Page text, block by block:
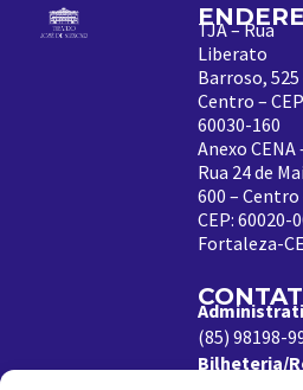
TJA – Rua
Liberato
Barroso, 525
Centro –
60030-160
Anexo CENA
Rua 24 de
600 – Centro
CEP: 60020-
Fortaleza-CE
(85) 98198-
Bilheteria/